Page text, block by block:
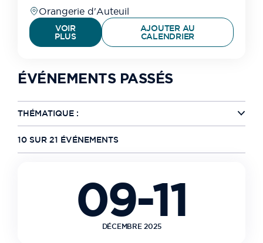
Orangerie d'Auteuil
VOIR
PLUS
AJOUTER AU
CALENDRIER
ÉVÉNEMENTS PASSÉS
THÉMATIQUE :
10 SUR 21 ÉVÉNEMENTS
09-11
DÉCEMBRE 2025